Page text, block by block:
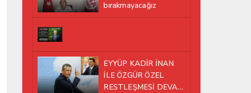
bırakmayacağız
EYYÜP KADİR İNAN
İLE ÖZGÜR ÖZEL
RESTLEŞMESİ DEVAM